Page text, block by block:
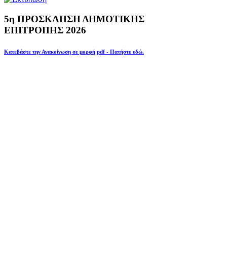
5η ΠΡΟΣΚΛΗΣΗ ΔΗΜΟΤΙΚΗΣ
ΕΠΙΤΡΟΠΗΣ 2026
Κατεβάστε την Ανακοίνωση σε μορφή pdf - Πατήστε εδώ.